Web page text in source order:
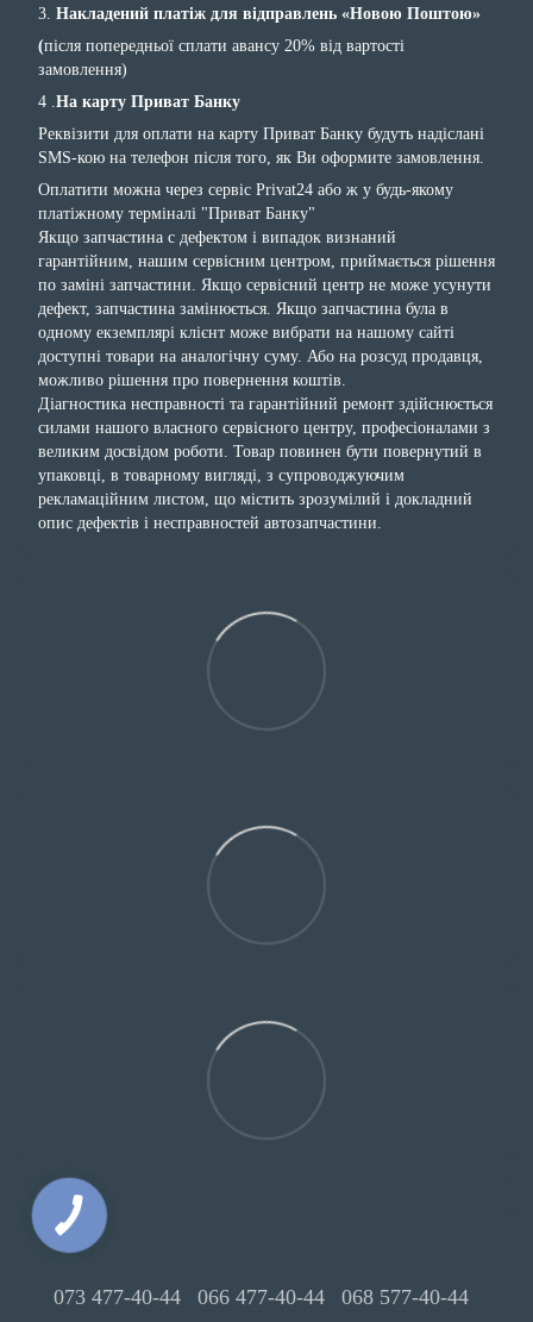
3. Накладений платіж для відправлень «Новою Поштою»
(після попередньої сплати авансу 20% від вартості
замовлення)
4 . На карту Приват Банку
Реквізити для оплати на карту Приват Банку будуть надіслані
SMS-кою на телефон після того, як Ви оформите замовлення.
Оплатити можна через сервіс Privat24 або ж у будь-якому
платіжному терміналі "Приват Банку"
Якщо запчастина с дефектом і випадок визнаний
гарантійним, нашим сервісним центром, приймається рішення
по заміні запчастини. Якщо сервісний центр не може усунути
дефект, запчастина замінюється. Якщо запчастина була в
одному екземплярі клієнт може вибрати на нашому сайті
доступні товари на аналогічну суму. Або на розсуд продавця,
можливо рішення про повернення коштів.
Діагностика несправності та гарантійний ремонт здійснюється
силами нашого власного сервісного центру, професіоналами з
великим досвідом роботи. Товар повинен бути повернутий в
упаковці, в товарному вигляді, з супроводжуючим
рекламаційним листом, що містить зрозумілий і докладний
опис дефектів і несправностей автозапчастини.
073 477-40-44 066 477-40-44 068 577-40-44